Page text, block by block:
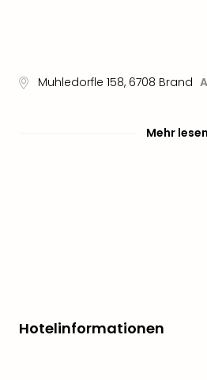
Muhledorfle 158, 6708 Brand
Mehr lesen
Hotelinformationen